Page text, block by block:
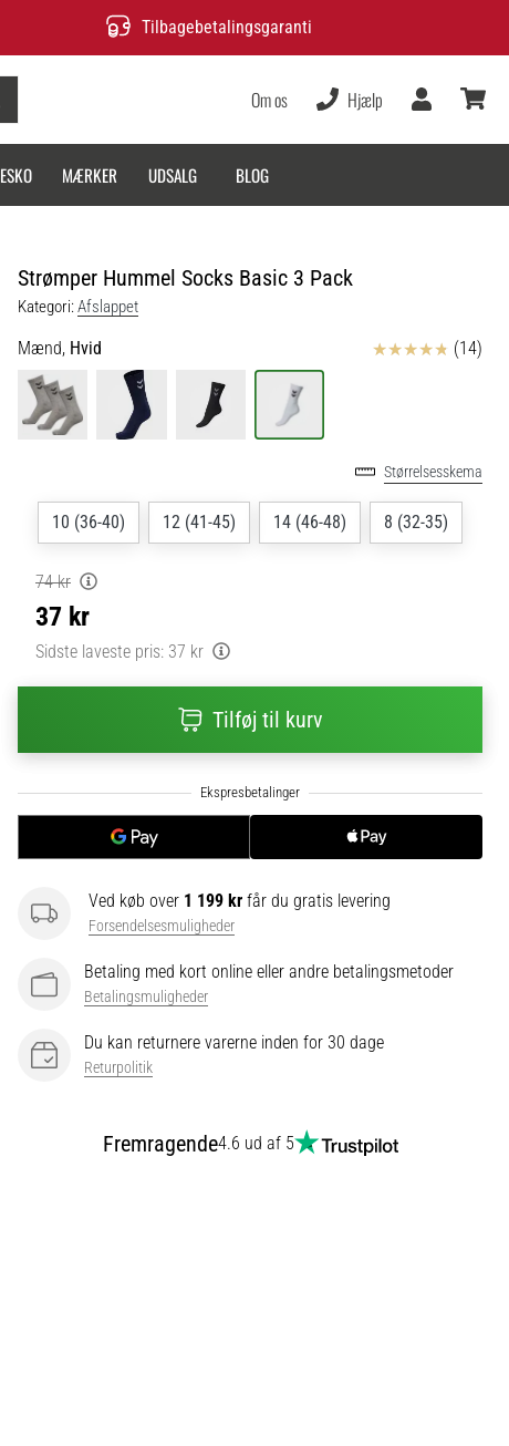
Tilbagebetalingsgaranti
Om os Hjælp
Bruger
MÆRKER UDSALG BLOG
Strømper Hummel Socks Basic 3 Pack
Kategori:Afslappet
Mænd, Hvid Anmeldelser (14)
Størrelsesskema
10 (36-40) 12 (41-45) 14 (46-48) 8 (32-35)
74 kr
37 kr
Sidste laveste pris: 37 kr
Tilføj til kurv
Ved køb over 1 199 kr får du gratis levering
Forsendelsesmuligheder
Betaling med kort online eller andre betalingsmetoder
Betalingsmuligheder
Du kan returnere varerne inden for 30 dage
Returpolitik
Fremragende4.6 ud af 5